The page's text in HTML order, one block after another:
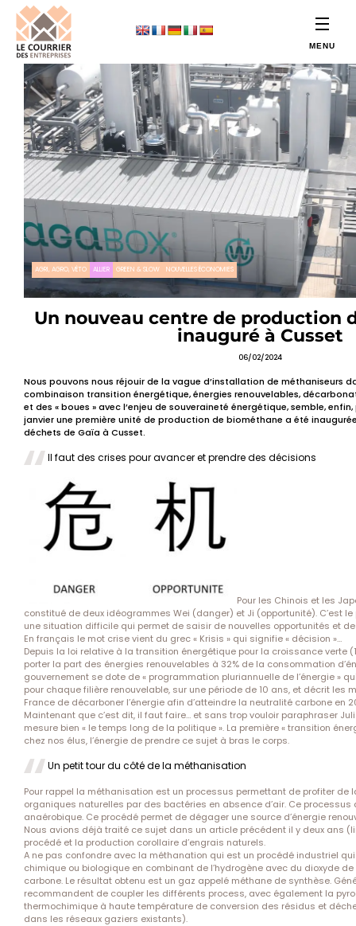
AGRI, AGRO, VÉTO ALLIER GREEN & SLOW NOUVELLES ÉCONOMIES
Un nouveau centre de production
inauguré à Cusset
06/02/2024
Nous pouvons nous réjouir de la vague d’installation de méthaniseurs
combinaison transition énergétique, énergies renouvelables,
et des « boues » avec l’enjeu de souveraineté énergétique, semble,
janvier une première unité de production de biométhane a été
déchets de Gaïa à Cusset.
Il faut des crises pour avancer et prendre des décisions
Pour les Chinois et les
constitué de deux idéogrammes Wei (danger) et Ji (opportunité). C’est le
une situation difficile qui permet de saisir de nouvelles opportunités et
En français le mot crise vient du grec « Krisis » qui signifie « décision »…
Depuis la loi relative à la transition énergétique pour la croissance verte
porter la part des énergies renouvelables à 32% de la consommation
gouvernement se dote de « programmation pluriannuelle de l’énergie »
pour chaque filière renouvelable, sur une période de 10 ans, et décrit les
France de décarboner l’énergie afin d’atteindre la neutralité carbone en
Maintenant que c’est dit, il faut faire… et sans trop vouloir paraphraser
mesure bien « le temps long de la politique ». La première « transition
chez nos élus, l’énergie de prendre ce sujet à bras le corps.
Un petit tour du côté de la méthanisation
Pour rappel la méthanisation est un processus permettant de profiter
organiques naturelles par des bactéries en absence d’air. Ce
anaérobique. Ce procédé permet de dégager une source d’énergie
Nous avions déjà traité ce sujet dans un article précédent il y deux ans (
procédé et la production corollaire d’engrais naturels.
A ne pas confondre avec la méthanation qui est un procédé industriel
chimique ou biologique en combinant de l’hydrogène avec du dioxyde
carbone. Le résultat obtenu est un gaz appelé méthane de synthèse.
recommandent de coupler les différents process, avec également la
thermochimique à haute température de conversion des résidus et
dans les réseaux gaziers existants).